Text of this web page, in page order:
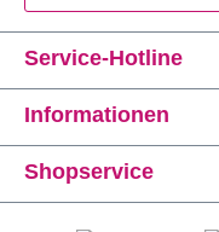
Service-Hotline
Informationen
Shopservice